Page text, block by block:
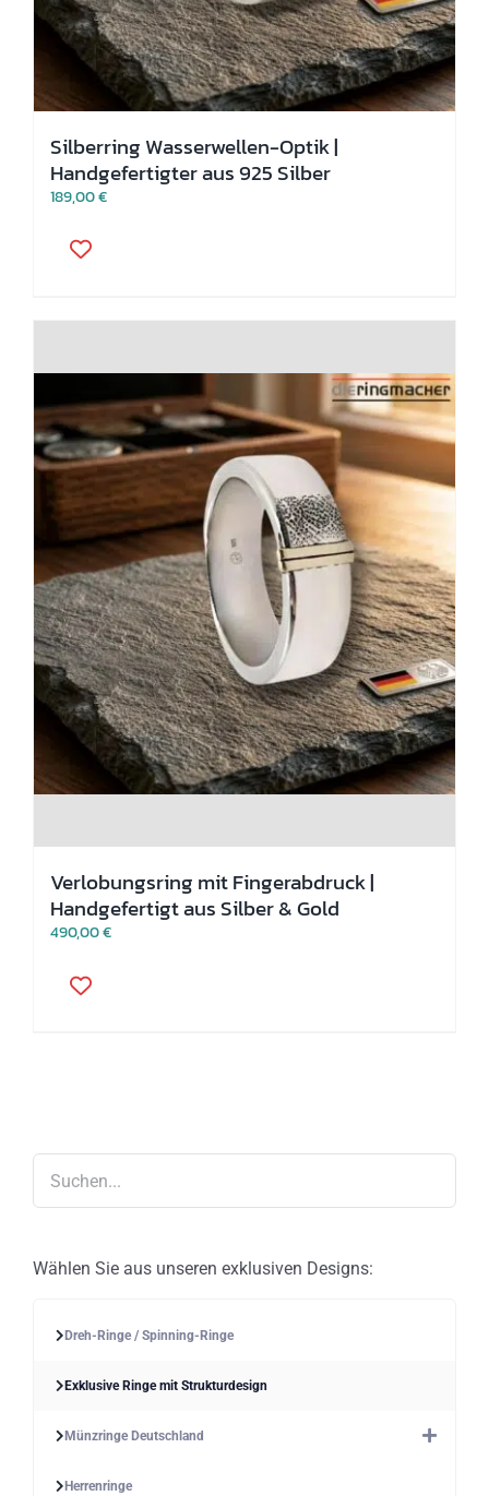
Silberring Wasserwellen-Optik |
Handgefertigter aus 925 Silber
189,00€
Produkt
Optionen
auf
der
Produktseite
gewählt
Verlobungsring mit Fingerabdruck |
Handgefertigt aus Silber & Gold
490,00€
Produkt
Produktseite
gewählt
Wählen Sie aus unseren exklusiven Designs:
Dreh-Ringe / Spinning-Ringe
Exklusive Ringe mit Strukturdesign
Münzringe Deutschland
Herrenringe